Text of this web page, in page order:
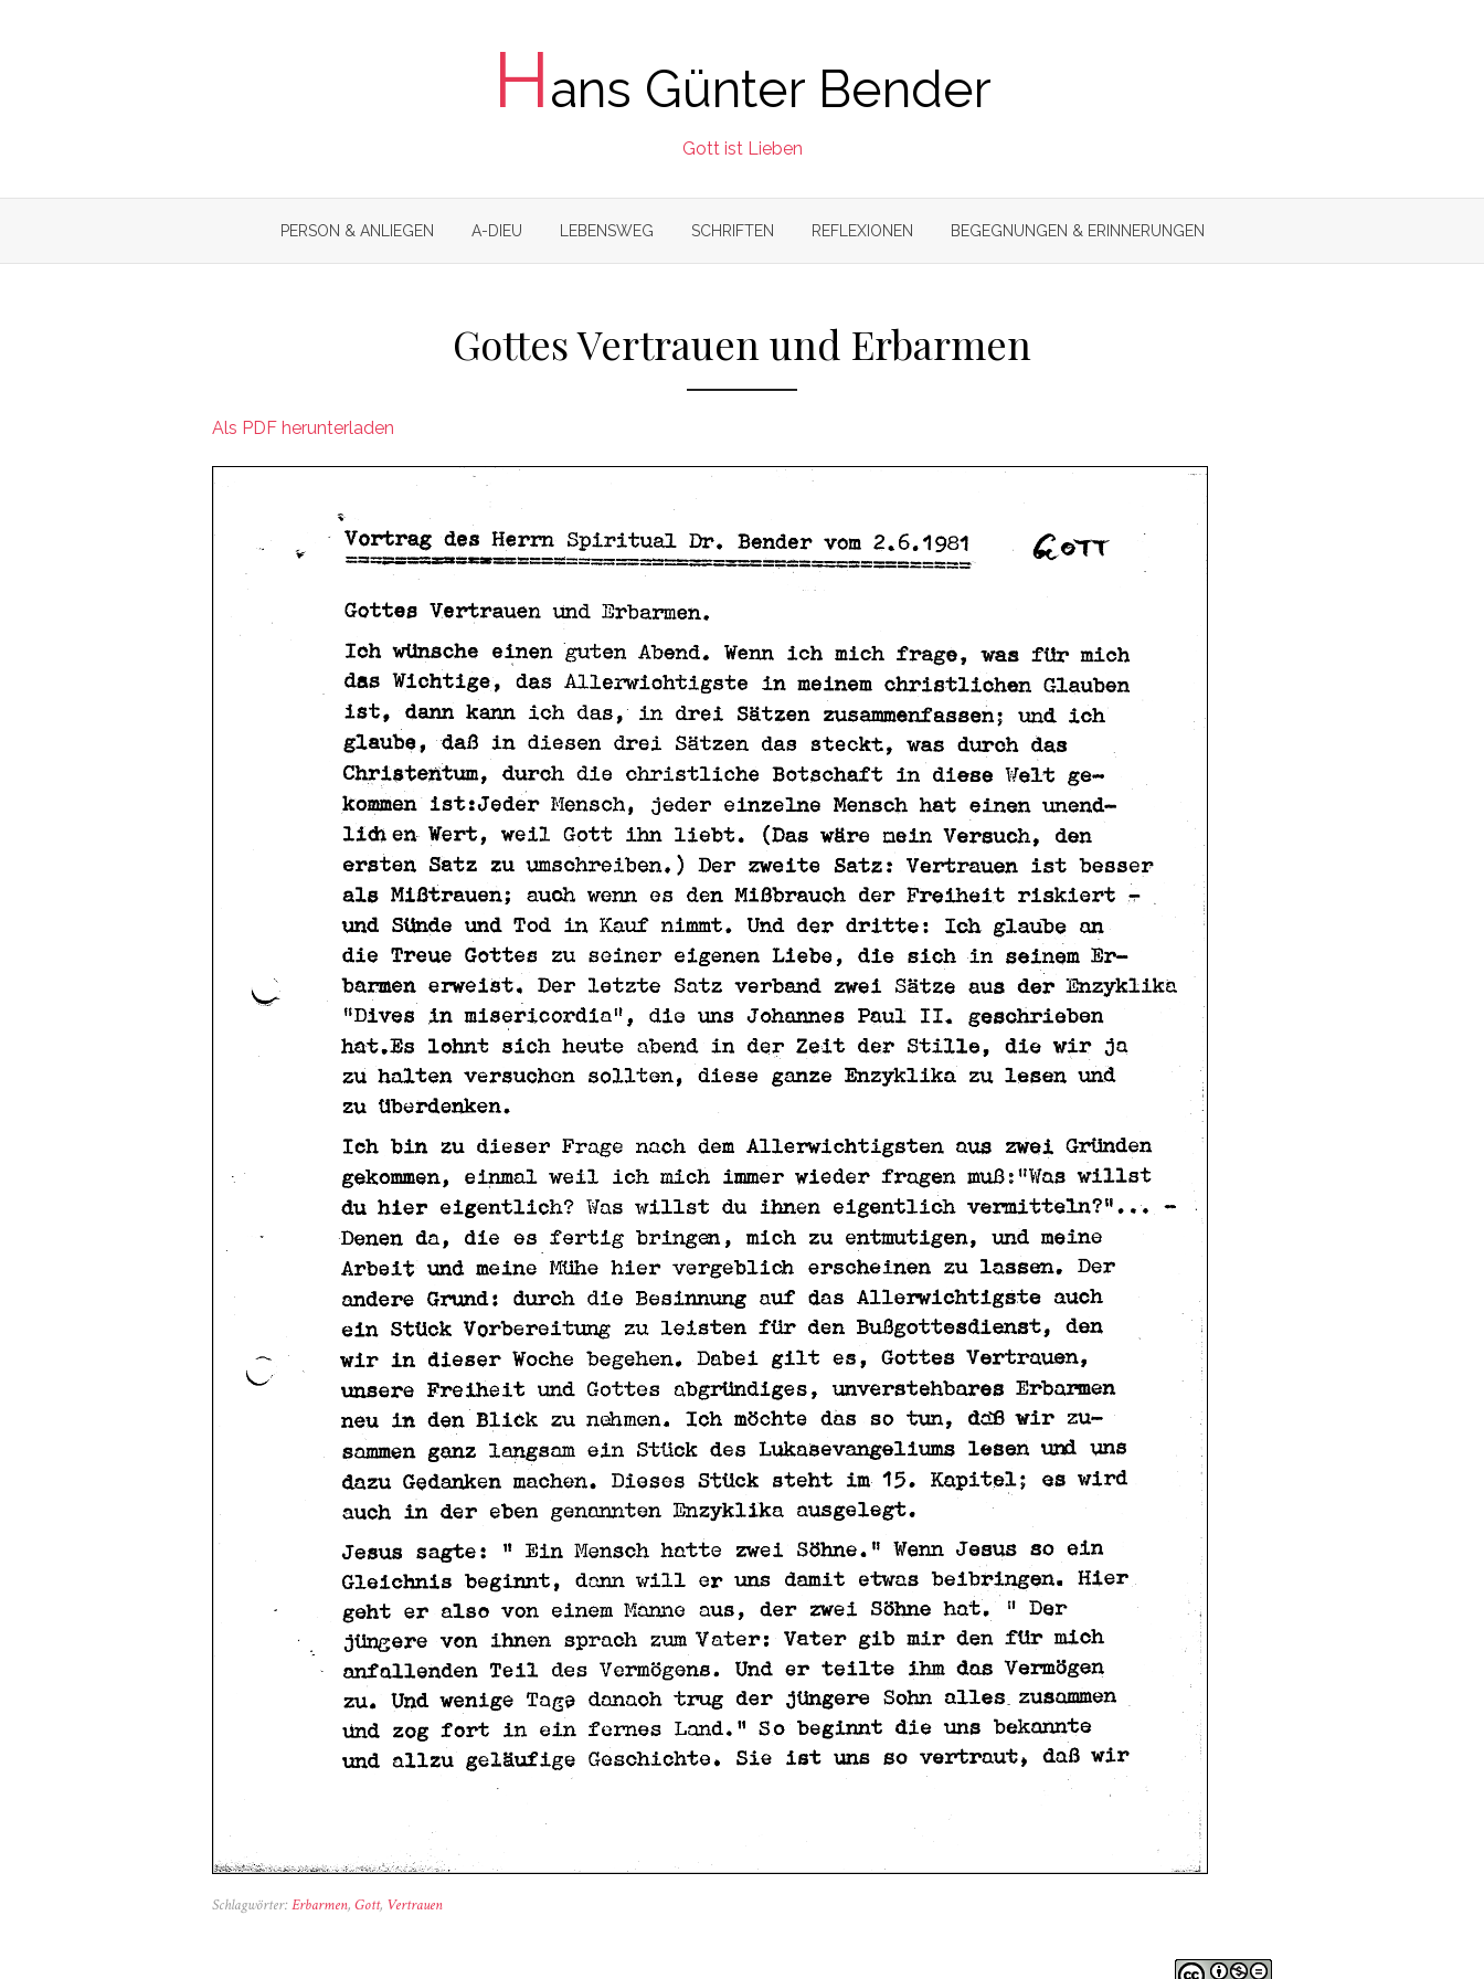
Hans Günter Bender
Gott ist Lieben
PERSON & ANLIEGEN A-DIEU LEBENSWEG SCHRIFTEN REFLEXIONEN BEGEGNUNGEN & ERINNERUNGEN
Gottes Vertrauen und Erbarmen
Als PDF herunterladen
Schlagwörter: Erbarmen, Gott, Vertrauen